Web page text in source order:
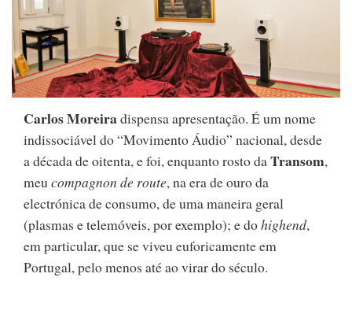
Carlos Moreiradispensa apresentação. É um nome
indissociável do “Movimento Áudio” nacional, desde
a década de oitenta, e foi, enquanto rosto daTransom,
meucompagnon de route, na era de ouro da
electrónica de consumo, de uma maneira geral
(plasmas e telemóveis, por exemplo); e dohighend,
em particular, que se viveu euforicamente em
Portugal, pelo menos até ao virar do século.